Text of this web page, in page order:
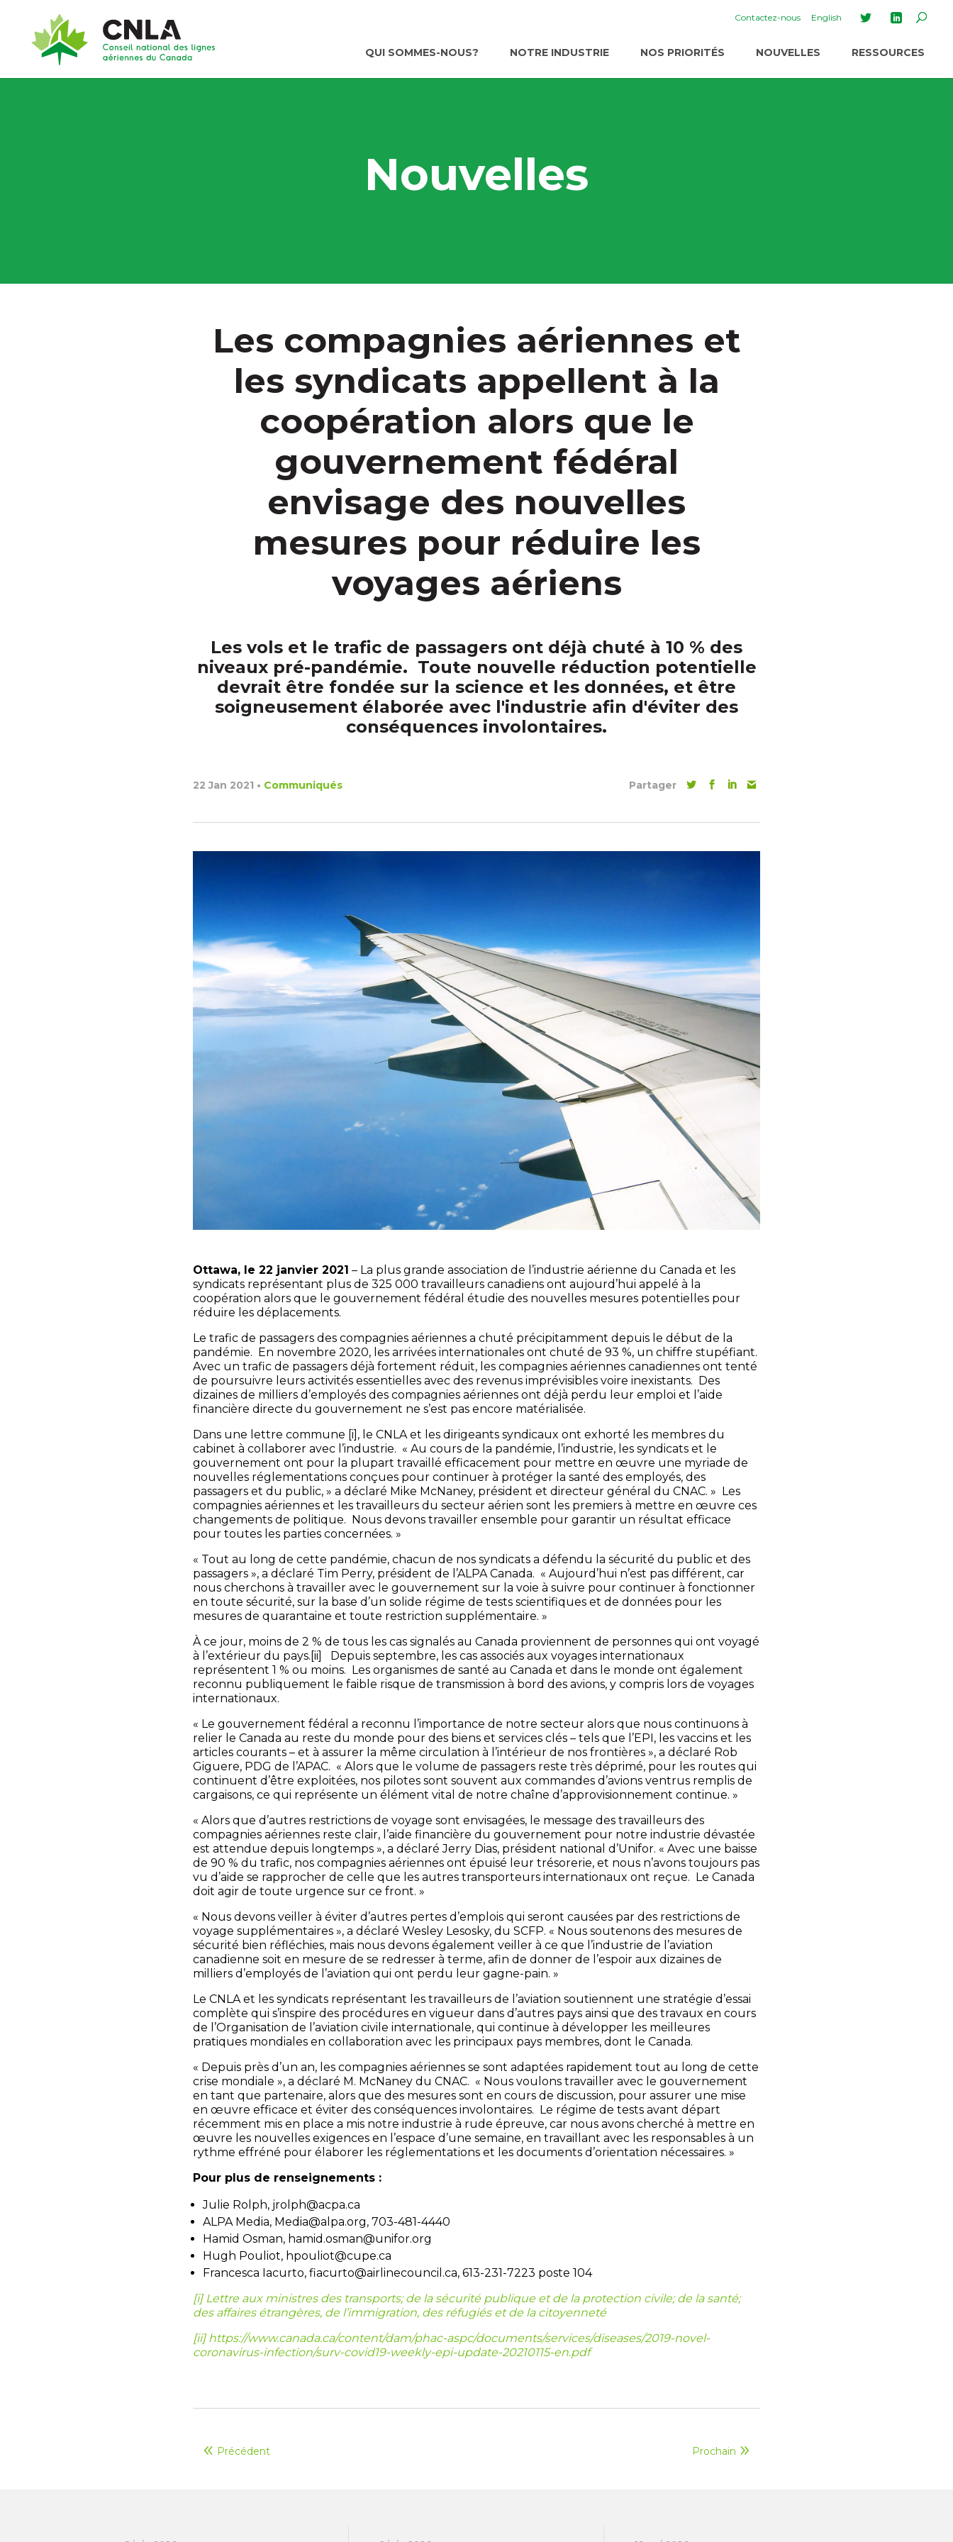
Contactez-nous English
QUI SOMMES-NOUS? NOTRE INDUSTRIE NOS PRIORITÉS NOUVELLES RESSOURCES
Nouvelles
Les compagnies aériennes et
les syndicats appellent à la
coopération alors que le
gouvernement fédéral
envisage des nouvelles
mesures pour réduire les
voyages aériens
Les vols et le trafic de passagers ont déjà chuté à 10 % des
niveaux pré-pandémie. Toute nouvelle réduction potentielle
devrait être fondée sur la science et les données, et être
soigneusement élaborée avec l'industrie afin d'éviter des
conséquences involontaires.
22 Jan 2021 • Communiqués Partager
Ottawa, le 22 janvier 2021 – La plus grande association de l’industrie aérienne du Canada et les
syndicats représentant plus de 325 000 travailleurs canadiens ont aujourd’hui appelé à la
coopération alors que le gouvernement fédéral étudie des nouvelles mesures potentielles pour
réduire les déplacements.
Le trafic de passagers des compagnies aériennes a chuté précipitamment depuis le début de la
pandémie. En novembre 2020, les arrivées internationales ont chuté de 93 %, un chiffre stupéfiant.
Avec un trafic de passagers déjà fortement réduit, les compagnies aériennes canadiennes ont tenté
de poursuivre leurs activités essentielles avec des revenus imprévisibles voire inexistants. Des
dizaines de milliers d’employés des compagnies aériennes ont déjà perdu leur emploi et l’aide
financière directe du gouvernement ne s’est pas encore matérialisée.
Dans une lettre commune [i] , le CNLA et les dirigeants syndicaux ont exhorté les membres du
cabinet à collaborer avec l’industrie. « Au cours de la pandémie, l’industrie, les syndicats et le
gouvernement ont pour la plupart travaillé efficacement pour mettre en œuvre une myriade de
nouvelles réglementations conçues pour continuer à protéger la santé des employés, des
passagers et du public, » a déclaré Mike McNaney, président et directeur général du CNAC. » Les
compagnies aériennes et les travailleurs du secteur aérien sont les premiers à mettre en œuvre ces
changements de politique. Nous devons travailler ensemble pour garantir un résultat efficace
pour toutes les parties concernées. »
« Tout au long de cette pandémie, chacun de nos syndicats a défendu la sécurité du public et des
passagers », a déclaré Tim Perry, président de l’ALPA Canada. « Aujourd’hui n’est pas différent, car
nous cherchons à travailler avec le gouvernement sur la voie à suivre pour continuer à fonctionner
en toute sécurité, sur la base d’un solide régime de tests scientifiques et de données pour les
mesures de quarantaine et toute restriction supplémentaire. »
À ce jour, moins de 2 % de tous les cas signalés au Canada proviennent de personnes qui ont voyagé
à l’extérieur du pays. [ii]
Depuis septembre, les cas associés aux voyages internationaux
représentent 1 % ou moins. Les organismes de santé au Canada et dans le monde ont également
reconnu publiquement le faible risque de transmission à bord des avions, y compris lors de voyages
internationaux.
« Le gouvernement fédéral a reconnu l’importance de notre secteur alors que nous continuons à
relier le Canada au reste du monde pour des biens et services clés – tels que l’EPI, les vaccins et les
articles courants – et à assurer la même circulation à l’intérieur de nos frontières », a déclaré Rob
Giguere, PDG de l’APAC. « Alors que le volume de passagers reste très déprimé, pour les routes qui
continuent d’être exploitées, nos pilotes sont souvent aux commandes d’avions ventrus remplis de
cargaisons, ce qui représente un élément vital de notre chaîne d’approvisionnement continue. »
« Alors que d’autres restrictions de voyage sont envisagées, le message des travailleurs des
compagnies aériennes reste clair, l’aide financière du gouvernement pour notre industrie dévastée
est attendue depuis longtemps », a déclaré Jerry Dias, président national d’Unifor. « Avec une baisse
de 90 % du trafic, nos compagnies aériennes ont épuisé leur trésorerie, et nous n’avons toujours pas
vu d’aide se rapprocher de celle que les autres transporteurs internationaux ont reçue. Le Canada
doit agir de toute urgence sur ce front. »
« Nous devons veiller à éviter d’autres pertes d’emplois qui seront causées par des restrictions de
voyage supplémentaires », a déclaré Wesley Lesosky, du SCFP. « Nous soutenons des mesures de
sécurité bien réfléchies, mais nous devons également veiller à ce que l’industrie de l’aviation
canadienne soit en mesure de se redresser à terme, afin de donner de l’espoir aux dizaines de
milliers d’employés de l’aviation qui ont perdu leur gagne-pain. »
Le CNLA et les syndicats représentant les travailleurs de l’aviation soutiennent une stratégie d’essai
complète qui s’inspire des procédures en vigueur dans d’autres pays ainsi que des travaux en cours
de l’Organisation de l’aviation civile internationale, qui continue à développer les meilleures
pratiques mondiales en collaboration avec les principaux pays membres, dont le Canada.
« Depuis près d’un an, les compagnies aériennes se sont adaptées rapidement tout au long de cette
crise mondiale », a déclaré M. McNaney du CNAC. « Nous voulons travailler avec le gouvernement
en tant que partenaire, alors que des mesures sont en cours de discussion, pour assurer une mise
en œuvre efficace et éviter des conséquences involontaires. Le régime de tests avant départ
récemment mis en place a mis notre industrie à rude épreuve, car nous avons cherché à mettre en
œuvre les nouvelles exigences en l’espace d’une semaine, en travaillant avec les responsables à un
rythme effréné pour élaborer les réglementations et les documents d’orientation nécessaires. »
Pour plus de renseignements :
Julie Rolph, jrolph@acpa.ca
ALPA Media, Media@alpa.org, 703-481-4440
Hamid Osman, hamid.osman@unifor.org
Hugh Pouliot, hpouliot@cupe.ca
Francesca Iacurto, fiacurto@airlinecouncil.ca, 613-231-7223 poste 104
[i] Lettre aux ministres des transports; de la sécurité publique et de la protection civile; de la santé;
des affaires étrangères, de l’immigration, des réfugiés et de la citoyenneté
[ii] https://www.canada.ca/content/dam/phac-aspc/documents/services/diseases/2019-novel-
coronavirus-infection/surv-covid19-weekly-epi-update-20210115-en.pdf
Précédent Prochain